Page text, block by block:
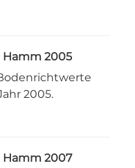
2005
2005.
2007